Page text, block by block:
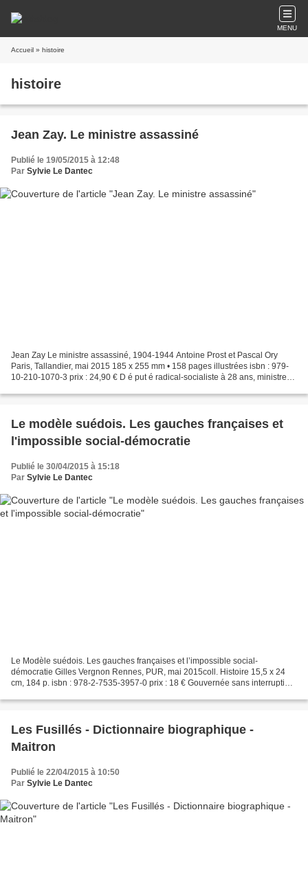
MENU
Accueil » histoire
histoire
Jean Zay. Le ministre assassiné
Publié le 19/05/2015 à 12:48
Par Sylvie Le Dantec
Jean Zay Le ministre assassiné, 1904-1944 Antoine Prost et Pascal Ory
Paris, Tallandier, mai 2015 185 x 255 mm • 158 pages illustrées isbn : 979-
10-210-1070-3 prix : 24,90 € D é put é radical-socialiste à 28 ans, ministre
Le modèle suédois. Les gauches françaises et
l'impossible social-démocratie
Publié le 30/04/2015 à 15:18
Par Sylvie Le Dantec
Le Modèle suédois. Les gauches françaises et l’impossible social-
démocratie Gilles Vergnon Rennes, PUR, mai 2015coll. Histoire 15,5 x 24
cm, 184 p. isbn : 978-2-7535-3957-0 prix : 18 € Gouvernée sans interruption
Les Fusillés - Dictionnaire biographique -
Maitron
Publié le 22/04/2015 à 10:50
Par Sylvie Le Dantec